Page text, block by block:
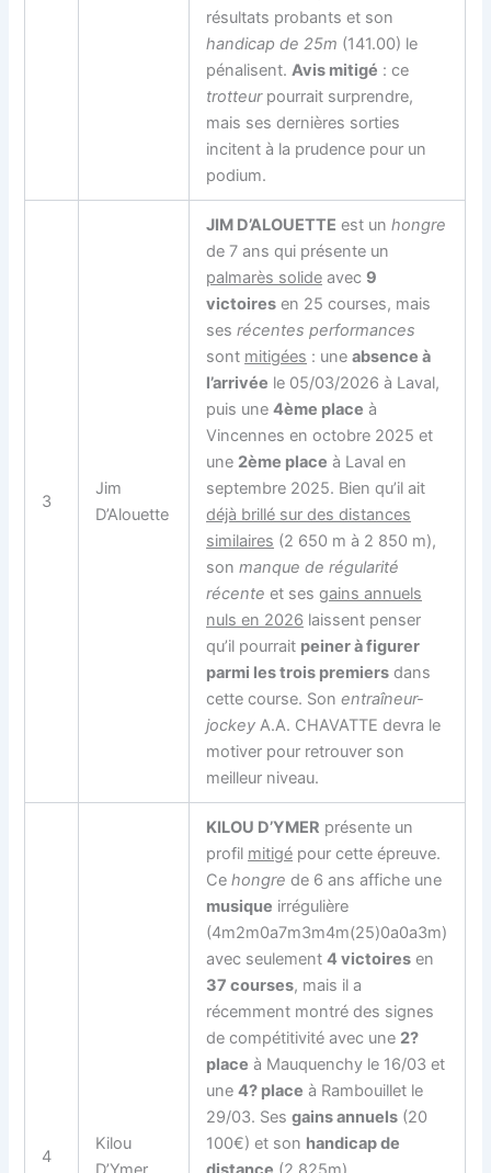
résultats probants et son
handicap de 25m (141.00) le
pénalisent. Avis mitigé : ce
trotteurpourrait surprendre,
mais ses dernières sorties
incitent à la prudence pour un
podium.
3
Jim
D’Alouette
JIM D’ALOUETTE est unhongre
de 7 ans qui présente un
palmarès solide avec 9
victoires en 25 courses, mais
sesrécentes performances
sont mitigées : uneabsence à
l’arrivée le 05/03/2026 à Laval,
puis une4ème place à
Vincennes en octobre 2025 et
une 2ème place à Laval en
septembre 2025. Bien qu’il ait
déjà brillé sur des distances
similaires (2 650 m à 2 850 m),
sonmanque de régularité
récente et sesgains annuels
nuls en 2026 laissent penser
qu’il pourrait peiner à figurer
parmi les trois premiers dans
cette course. Sonentraîneur-
jockey A.A. CHAVATTE devra le
motiver pour retrouver son
meilleur niveau.
4
Kilou
KILOU D’YMER présente un
profil mitigé pour cette épreuve.
Cehongre de 6 ans affiche une
musique irrégulière
(4m2m0a7m3m4m(25)0a0a3m)
avec seulement4 victoires en
37 courses, mais il a
récemment montré des signes
de compétitivité avec une 2?
place à Mauquenchy le 16/03 et
une4? place à Rambouillet le
29/03. Sesgains annuels (20
100€) et son handicap de